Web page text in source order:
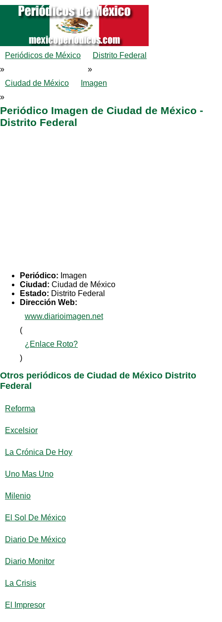
Periódicos de México
»
Distrito Federal
»
Ciudad de México
»
Imagen
Periódico Imagen de Ciudad de México -
Distrito Federal
Periódico: Imagen
Ciudad: Ciudad de México
Estado: Distrito Federal
Dirección Web:
www.diarioimagen.net
(
¿Enlace Roto?
)
Otros periódicos de Ciudad de México Distrito
Federal
Reforma
Excelsior
La Crónica De Hoy
Uno Mas Uno
Milenio
El Sol De México
Diario De México
Diario Monitor
La Crisis
El Impresor